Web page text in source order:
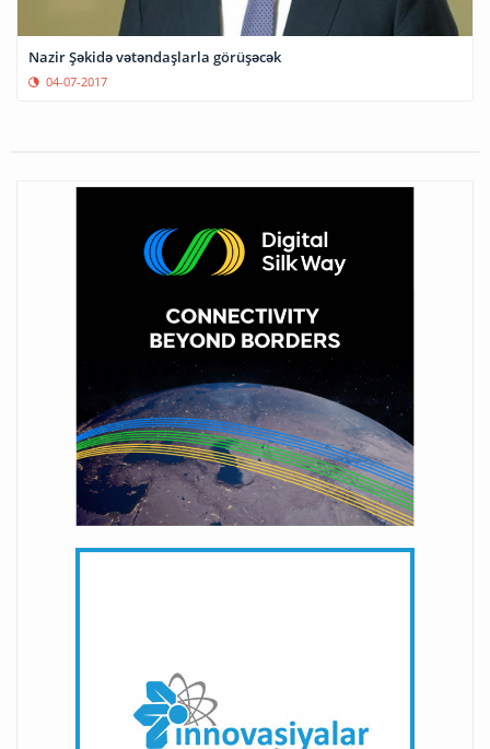
Nazir Şəkidə vətəndaşlarla görüşəcək
04-07-2017